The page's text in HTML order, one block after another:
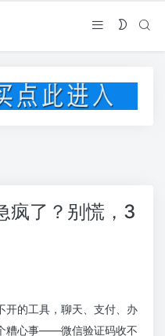
疯了？别慌，3
开的工具，聊天、支付、办
糟心事——微信验证码收不